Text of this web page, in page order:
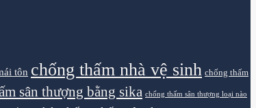
tôn chống thấm nhà vệ sinh chống thấm
sân thượng bằng sika chống thấm sân thượng loại nào